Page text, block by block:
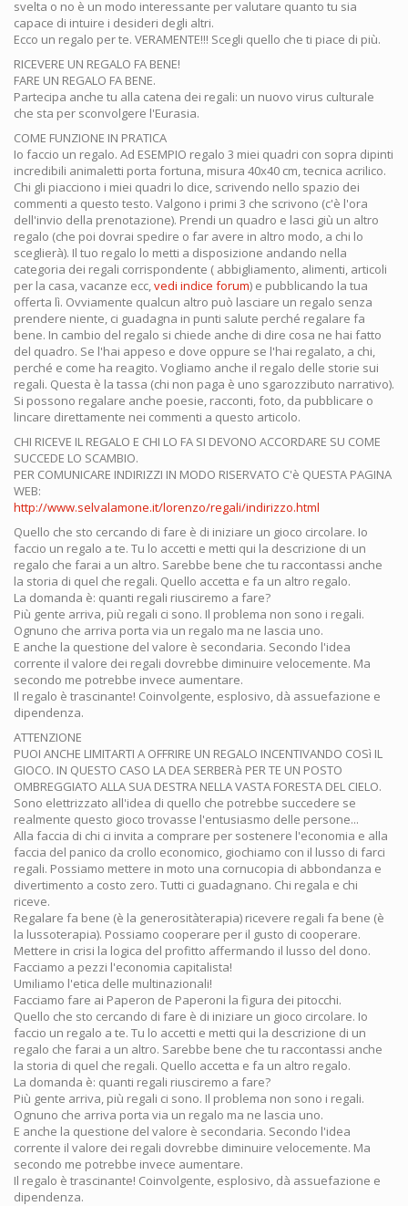
svelta o no è un modo interessante per valutare quanto tu sia
capace di intuire i desideri degli altri.
Ecco un regalo per te. VERAMENTE!!! Scegli quello che ti piace di più.
RICEVERE UN REGALO FA BENE!
FARE UN REGALO FA BENE.
Partecipa anche tu alla catena dei regali: un nuovo virus culturale
che sta per sconvolgere l'Eurasia.
COME FUNZIONE IN PRATICA
Io faccio un regalo. Ad ESEMPIO regalo 3 miei quadri con sopra dipinti
incredibili animaletti porta fortuna, misura 40x40 cm, tecnica acrilico.
Chi gli piacciono i miei quadri lo dice, scrivendo nello spazio dei
commenti a questo testo. Valgono i primi 3 che scrivono (c'è l'ora
dell'invio della prenotazione). Prendi un quadro e lasci giù un altro
regalo (che poi dovrai spedire o far avere in altro modo, a chi lo
sceglierà). Il tuo regalo lo metti a disposizione andando nella
categoria dei regali corrispondente ( abbigliamento, alimenti, articoli
per la casa, vacanze ecc,vedi indice forum) e pubblicando la tua
offerta lì. Ovviamente qualcun altro può lasciare un regalo senza
prendere niente, ci guadagna in punti salute perché regalare fa
bene. In cambio del regalo si chiede anche di dire cosa ne hai fatto
del quadro. Se l'hai appeso e dove oppure se l'hai regalato, a chi,
perché e come ha reagito. Vogliamo anche il regalo delle storie sui
regali. Questa è la tassa (chi non paga è uno sgarozzibuto narrativo).
Si possono regalare anche poesie, racconti, foto, da pubblicare o
lincare direttamente nei commenti a questo articolo.
CHI RICEVE IL REGALO E CHI LO FA SI DEVONO ACCORDARE SU COME
SUCCEDE LO SCAMBIO.
PER COMUNICARE INDIRIZZI IN MODO RISERVATO C'è QUESTA PAGINA
WEB:
http://www.selvalamone.it/lorenzo/regali/indirizzo.html
Quello che sto cercando di fare è di iniziare un gioco circolare. Io
faccio un regalo a te. Tu lo accetti e metti qui la descrizione di un
regalo che farai a un altro. Sarebbe bene che tu raccontassi anche
la storia di quel che regali. Quello accetta e fa un altro regalo.
La domanda è: quanti regali riusciremo a fare?
Più gente arriva, più regali ci sono. Il problema non sono i regali.
Ognuno che arriva porta via un regalo ma ne lascia uno.
E anche la questione del valore è secondaria. Secondo l'idea
corrente il valore dei regali dovrebbe diminuire velocemente. Ma
secondo me potrebbe invece aumentare.
Il regalo è trascinante! Coinvolgente, esplosivo, dà assuefazione e
dipendenza.
ATTENZIONE
PUOI ANCHE LIMITARTI A OFFRIRE UN REGALO INCENTIVANDO COSì IL
GIOCO. IN QUESTO CASO LA DEA SERBERà PER TE UN POSTO
OMBREGGIATO ALLA SUA DESTRA NELLA VASTA FORESTA DEL CIELO.
Sono elettrizzato all'idea di quello che potrebbe succedere se
realmente questo gioco trovasse l'entusiasmo delle persone...
Alla faccia di chi ci invita a comprare per sostenere l'economia e alla
faccia del panico da crollo economico, giochiamo con il lusso di farci
regali. Possiamo mettere in moto una cornucopia di abbondanza e
divertimento a costo zero. Tutti ci guadagnano. Chi regala e chi
riceve.
Regalare fa bene (è la generositàterapia) ricevere regali fa bene (è
la lussoterapia). Possiamo cooperare per il gusto di cooperare.
Mettere in crisi la logica del profitto affermando il lusso del dono.
Facciamo a pezzi l'economia capitalista!
Umiliamo l'etica delle multinazionali!
Facciamo fare ai Paperon de Paperoni la figura dei pitocchi.
Quello che sto cercando di fare è di iniziare un gioco circolare. Io
faccio un regalo a te. Tu lo accetti e metti qui la descrizione di un
regalo che farai a un altro. Sarebbe bene che tu raccontassi anche
la storia di quel che regali. Quello accetta e fa un altro regalo.
La domanda è: quanti regali riusciremo a fare?
Più gente arriva, più regali ci sono. Il problema non sono i regali.
Ognuno che arriva porta via un regalo ma ne lascia uno.
E anche la questione del valore è secondaria. Secondo l'idea
corrente il valore dei regali dovrebbe diminuire velocemente. Ma
secondo me potrebbe invece aumentare.
Il regalo è trascinante! Coinvolgente, esplosivo, dà assuefazione e
dipendenza.